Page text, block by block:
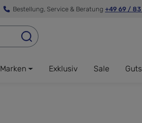
Bestellung, Service & Beratung +49 69 /
Marken Exklusiv Sale